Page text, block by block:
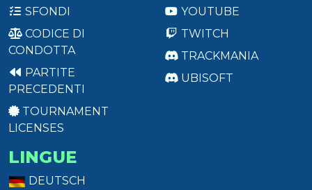
SFONDI
CODICE DI
CONDOTTA
PARTITE
PRECEDENTI
TOURNAMENT
LICENSES
YOUTUBE
TWITCH
TRACKMANIA
UBISOFT
LINGUE
DEUTSCH